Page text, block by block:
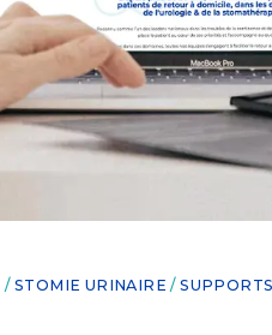
/ STOMIE URINAIRE /SUPPORTS